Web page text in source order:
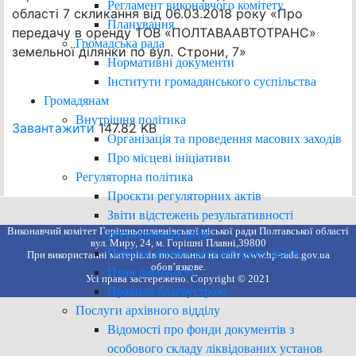
Регламент виконавчого комітету
Планування
Громадська рада
Нормативні документи
Інститути громадянського суспільства
Громадянам
Внутрішня політика
Організація та проведення масових заходів
Про місцеві ініціативи
Регуляторна політика
Проєкти регуляторних актів
Звіти відстежень результативності
регуляторних актів
Перелік діючих регуляторних актів
План діяльності
Правила благоустрою
Послуги архівного відділу
Відомості про фонди документів з
особового складу ліквідованих установ
області 7 скликання від 06.03.2018 року «Про
передачу в оренду ТОВ «ПОЛТАВААВТОТРАНС»
земельної ділянки по вул. Строни, 7»
Завантажити147.82 KB
Виконавчий комітет Горішньоплавнівської міської ради Полтавської області
вул. Миру, 24, м. Горішні Плавні,39800
При використанні матеріалів посилання на сайт www.hp-rada.gov.ua
обов’язкове.
Усі права застережено. Copyright © 2021